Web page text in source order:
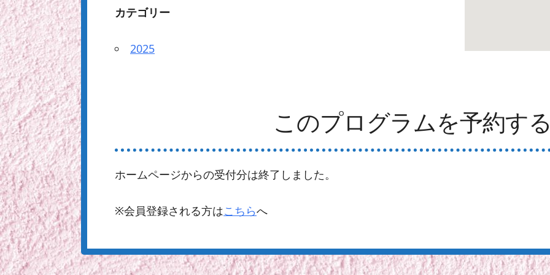
カテゴリー
2025
このプログラムを予約す
ホームページからの受付分は終了しました。
※会員登録される方はこちらへ